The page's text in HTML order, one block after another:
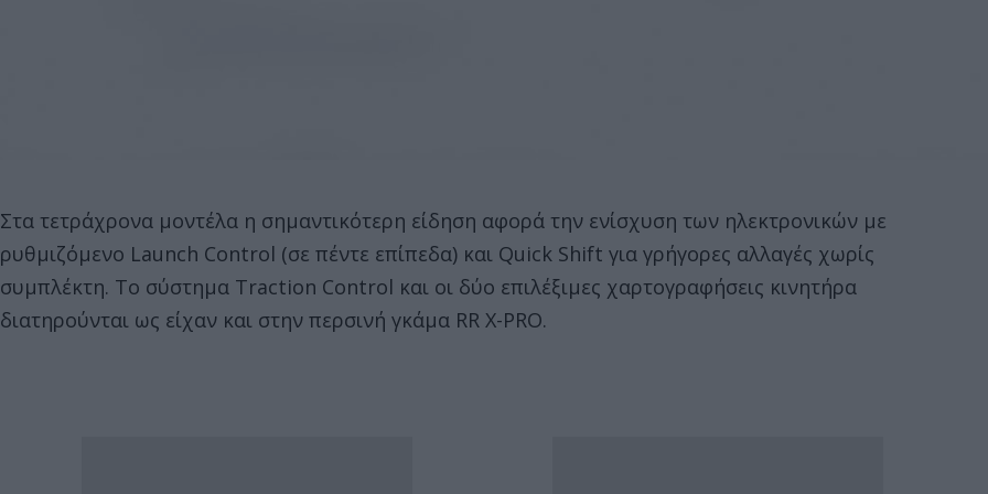
Στα τετράχρονα μοντέλα η σημαντικότερη είδηση αφορά την ενίσχυση των ηλεκτρονικών με
ρυθμιζόμενο Launch Control (σε πέντε επίπεδα) και Quick Shift για γρήγορες αλλαγές χωρίς
συμπλέκτη. Το σύστημα Traction Control και οι δύο επιλέξιμες χαρτογραφήσεις κινητήρα
διατηρούνται ως είχαν και στην περσινή γκάμα RR X-PRO.